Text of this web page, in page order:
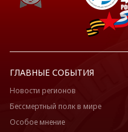
ГЛАВНЫЕ СОБЫТИЯ
Новости регионов
Бессмертный полк в мире
Особое мнение